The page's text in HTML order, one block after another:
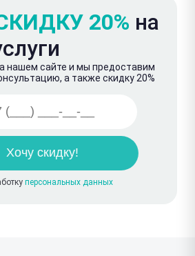
20% на
нашем сайте и мы предоставим
а также скидку 20%
персональных данных